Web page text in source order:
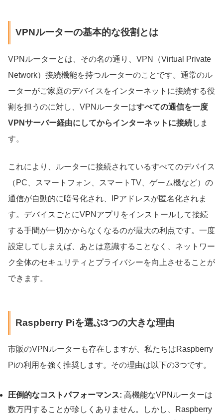
VPNルーターの基本的な役割とは
VPNルーターとは、その名の通り、VPN（Virtual Private
Network）接続機能を持つルーターのことです。通常のル
ーターがご家庭のデバイスをインターネットに接続する役
割を担うのに対し、VPNルーターはすべての通信を一度
VPNサーバー経由にしてからインターネットに接続しま
す。
これにより、ルーターに接続されているすべてのデバイス
（PC、スマートフォン、スマートTV、ゲーム機など）の
通信が自動的に暗号化され、IPアドレスが匿名化されま
す。デバイスごとにVPNアプリをインストールして接続
する手間が一切かからなくなるのが最大の利点です。一度
設定してしまえば、あとは意識することなく、ネットワー
ク全体のセキュリティとプライバシーを向上させることが
できます。
Raspberry Piを選ぶ3つの大きな理由
市販のVPNルーターも存在しますが、私たちはRaspberry
Piの利用を強く推奨します。その理由は以下の3つです。
圧倒的なコストパフォーマンス: 高機能なVPNルーターは
数万円することが珍しくありません。しかし、Raspberry